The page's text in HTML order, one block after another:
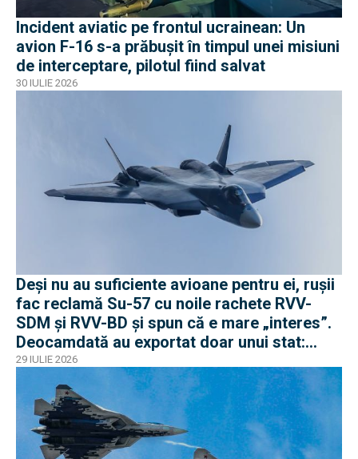
Incident aviatic pe frontul ucrainean: Un
avion F-16 s-a prăbușit în timpul unei misiuni
de interceptare, pilotul fiind salvat
30 IULIE 2026
Deși nu au suficiente avioane pentru ei, rușii
fac reclamă Su-57 cu noile rachete RVV-
SDM și RVV-BD și spun că e mare „interes”.
Deocamdată au exportat doar unui stat:
Algeria
29 IULIE 2026